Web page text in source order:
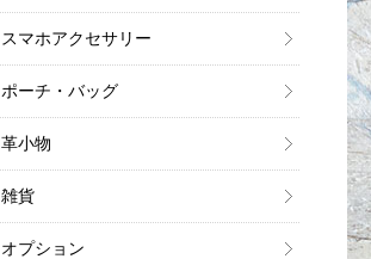
スマホアクセサリー
ポーチ・バッグ
革小物
雑貨
オプション